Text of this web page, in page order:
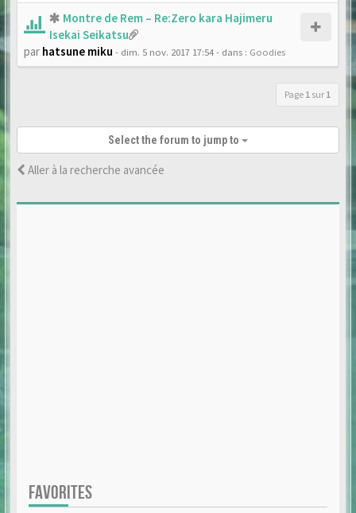
Montre de Rem – Re:Zero kara Hajimeru
Isekai Seikatsu
par hatsune miku - dim. 5 nov. 2017 17:54- dans : Goodies
Page 1 sur 1
Select the forum to jump to
Aller à la recherche avancée
FAVORITES